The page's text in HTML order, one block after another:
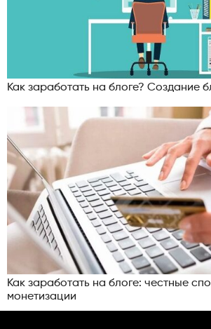
Как заработать на блоге? Создание
Как заработать на блоге: честные
монетизации